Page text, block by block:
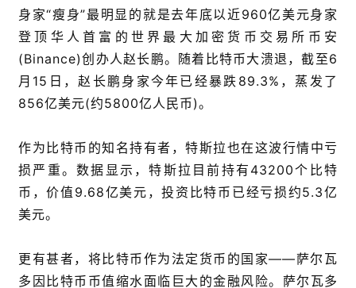
身家“瘦身”最明显的就是去年底以近960亿美元身家
登顶华人首富的世界最大加密货币交易所币安
(Binance)创办人赵长鹏。随着比特币大溃退，截至6
月15日，赵长鹏身家今年已经暴跌89.3%，蒸发了
856亿美元(约5800亿人民币)。
作为比特币的知名持有者，特斯拉也在这波行情中亏
损严重。数据显示，特斯拉目前持有43200个比特
币，价值9.68亿美元，投资比特币已经亏损约5.3亿
美元。
更有甚者，将比特币作为法定货币的国家——萨尔瓦
多因比特币币值缩水面临巨大的金融风险。萨尔瓦多